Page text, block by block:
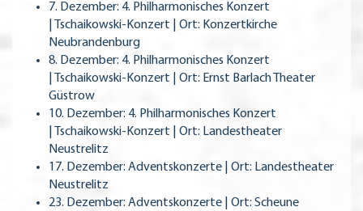
7. Dezember: 4. Philharmonisches Konzert
| Tschaikowski-Konzert | Ort: Konzertkirche
Neubrandenburg
8. Dezember: 4. Philharmonisches Konzert
| Tschaikowski-Konzert | Ort: Ernst Barlach Theater
Güstrow
10. Dezember: 4. Philharmonisches Konzert
| Tschaikowski-Konzert | Ort: Landestheater
Neustrelitz
17. Dezember: Adventskonzerte | Ort: Landestheater
Neustrelitz
23. Dezember: Adventskonzerte | Ort: Scheune